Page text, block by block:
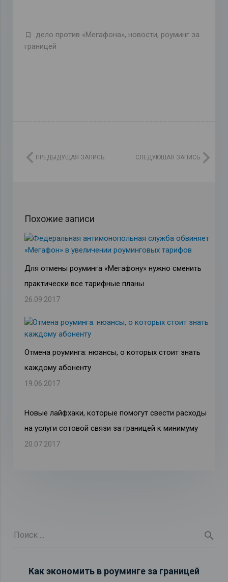
дело против «Мегафона», новости, роуминг за
границей
ПРЕДЫДУЩАЯ ЗАПИСЬ СЛЕДУЮЩАЯ ЗАПИСЬ
Похожие записи
Для отмены роуминга «Мегафону» нужно сменить
практически все тарифные планы
26.09.2017
Отмена роуминга: нюансы, о которых стоит знать
каждому абоненту
19.06.2017
Новые лайфхаки, которые помогут свести расходы
на услуги сотовой связи за границей к минимуму
20.07.2017
Как экономить в роуминге за границей